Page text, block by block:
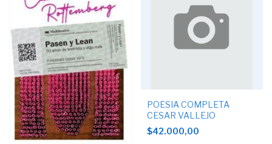
POESIA COMPLETA
CESAR VALLEJO
$42.000,00